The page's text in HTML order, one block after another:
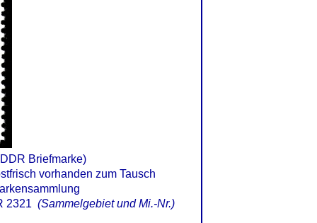
Briefmarke)
2321 (Sammelgebiet und Mi.-Nr.)